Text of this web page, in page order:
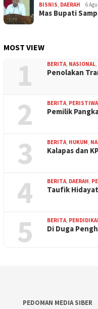
BISNIS DAERAH 6
Mas Bupati
MOST VIEW
1 BERITA NASIONAL
Penolakan
2 BERITA PERISTIWA
Pemilik
3 BERITA HUKUM
Kalapas dan
4 BERITA DAERAH
Taufik
5 BERITA
Di Duga
PEDOMAN MEDIA SIBER